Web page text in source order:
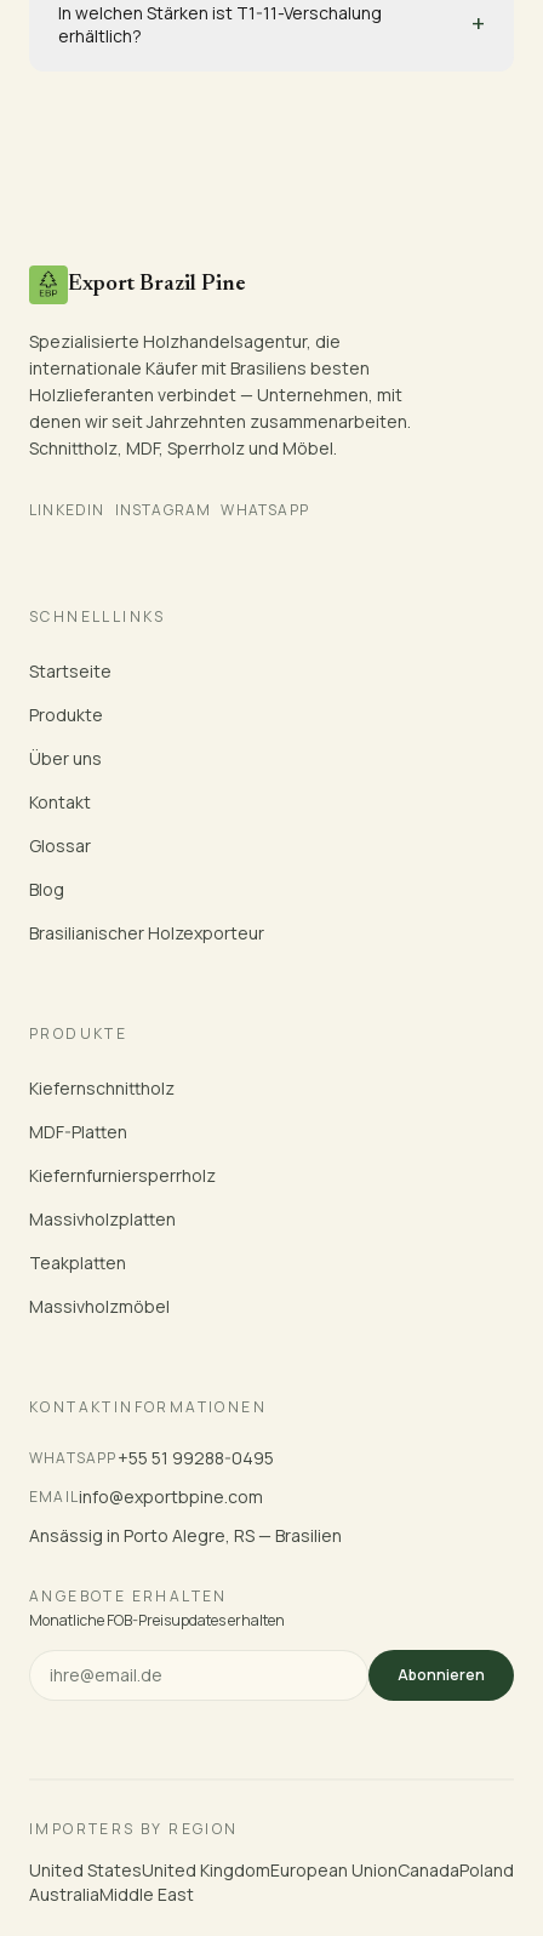
In welchen Stärken ist T1-11-Verschalung
erhältlich?
+
Export Brazil Pine
Spezialisierte Holzhandelsagentur, die
internationale Käufer mit Brasiliens besten
Holzlieferanten verbindet — Unternehmen, mit
denen wir seit Jahrzehnten zusammenarbeiten.
Schnittholz, MDF, Sperrholz und Möbel.
LINKEDIN INSTAGRAM WHATSAPP
SCHNELLLINKS
Startseite
Produkte
Über uns
Kontakt
Glossar
Blog
Brasilianischer Holzexporteur
PRODUKTE
Kiefernschnittholz
MDF-Platten
Kiefernfurniersperrholz
Massivholzplatten
Teakplatten
Massivholzmöbel
KONTAKTINFORMATIONEN
WHATSAPP+55 51 99288-0495
EMAILinfo@exportbpine.com
Ansässig in Porto Alegre, RS — Brasilien
ANGEBOTE ERHALTEN
Monatliche FOB-Preisupdates erhalten
Abonnieren
IMPORTERS BY REGION
United StatesUnited KingdomEuropean UnionCanadaPoland
AustraliaMiddle East